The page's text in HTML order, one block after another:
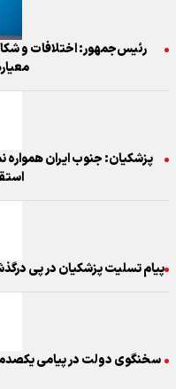
رئیس‌جمهور: اختلافات و
پزشکیان: جنوب ایران همواره
پیام تسلیت پزشکیان در پی
سخنگوی دولت در پیامی